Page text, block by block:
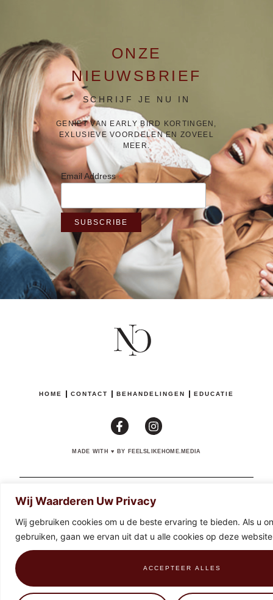
Wij Waarderen Uw Privacy
Wij gebruiken cookies om u de beste ervaring te bieden. Als u
gebruiken, gaan we ervan uit dat u alle cookies op deze
ACCEPTEER ALLES
ONZE
NIEUWSBRIEF
SCHRIJF JE NU IN
GENIET VAN EARLY BIRD KORTINGEN,
EXLUSIEVE VOORDELEN EN ZOVEEL
MEER.
Email Address*
HOME CONTACT BEHANDELINGEN EDUCATIE
MADE WITH♥ BY FEELSLIKEHOME.MEDIA